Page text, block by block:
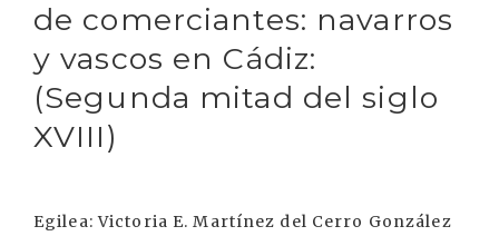
de comerciantes: navarros
y vascos en Cádiz:
(Segunda mitad del siglo
XVIII)
Egilea: Victoria E. Martínez del Cerro González